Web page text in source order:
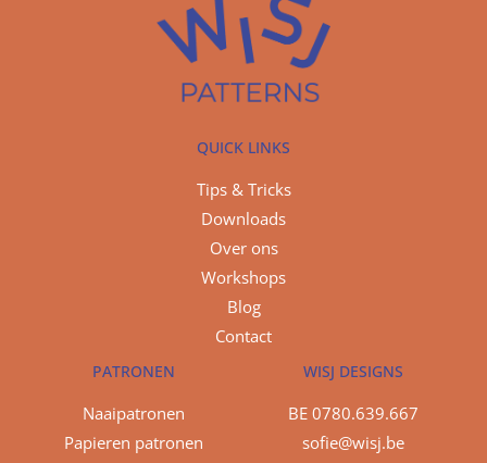
QUICK LINKS
Tips & Tricks
Downloads
Over ons
Workshops
Blog
Contact
PATRONEN
Naaipatronen
Papieren patronen
WISJ DESIGNS
BE 0780.639.667
sofie@wisj.be